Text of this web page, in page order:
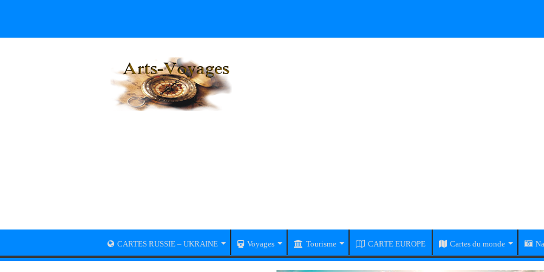
CARTES RUSSIE – UKRAINE Voyages Tourisme CARTE EUROPE Cartes du monde